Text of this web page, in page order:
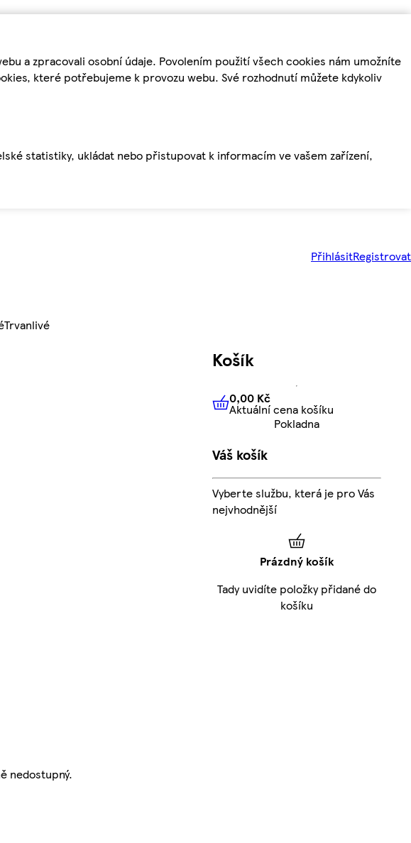
a zpracovali osobní údaje. Povolením použití všech cookies nám umožníte
které potřebujeme k provozu webu. Své rozhodnutí můžete kdykoliv
statistiky, ukládat nebo přistupovat k informacím ve vašem zařízení,
PřihlásitRegistrovat
Trvanlivé
nedostupný.
Košík
0,00 KčAktuální cena košíku
0,00 Kč
Aktuální cena košíku
Pokladna
Váš košík
Vyberte službu, která je pro Vás
nejvhodnější
Prázdný košík
Tady uvidíte položky přidané do
košíku